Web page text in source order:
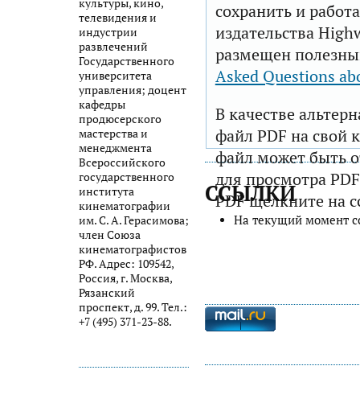
культуры, кино,
телевидения и
индустрии
развлечений
Государственного
университета
управления; доцент
кафедры
продюсерского
мастерства и
менеджмента
Всероссийского
государственного
института
кинематографии
им. С. А. Герасимова;
член Союза
кинематографистов
РФ. Адрес: 109542,
Россия, г. Москва,
Рязанский
проспект, д. 99. Тел.:
+7 (495) 371-23-88.
сохранить и
издательства
размещен
Asked Questions
В качестве
файл PDF на свой
файл может быть
для просмотра
PDF щелкните на
ССЫЛКИ
На текущий момент